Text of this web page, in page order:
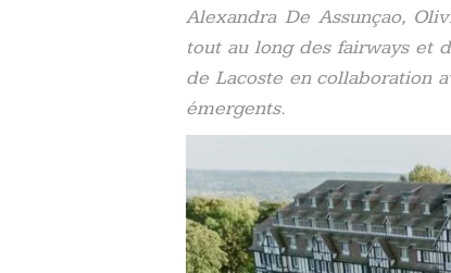
Alexandra De Assunçao,
tout au long des fairways et
de Lacoste en collaboration
émergents.